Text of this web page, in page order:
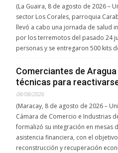
(La Guaira, 8 de agosto de 2026 –
sector Los Corales, parroquia
llevó a cabo una jornada de salud
por los terremotos del pasado 24
personas y se entregaron 500 kits
Comerciantes de
técnicas para
08/08/2026
(Maracay, 8 de agosto de 2026 –
Cámara de Comercio e Industrias
formalizó su integración en mesas
asistencia financiera, con el
reconstrucción y recuperación